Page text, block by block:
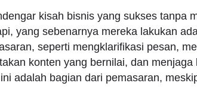
kisah bisnis yang sukses tanpa
yang sebenarnya mereka lakukan
seperti mengklarifikasi pesan,
konten yang bernilai, dan menjaga
adalah bagian dari pemasaran,